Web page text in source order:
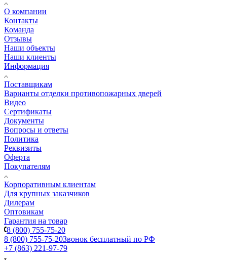
О компании
Контакты
Команда
Отзывы
Наши объекты
Наши клиенты
Информация
Поставщикам
Варианты отделки противопожарных дверей
Видео
Сертификаты
Документы
Вопросы и ответы
Политика
Реквизиты
Оферта
Покупателям
Корпоративным клиентам
Для крупных заказчиков
Дилерам
Оптовикам
Гарантия на товар
8 (800) 755-75-20
8 (800) 755-75-20Звонок бесплатный по РФ
+7 (863) 221-97-79